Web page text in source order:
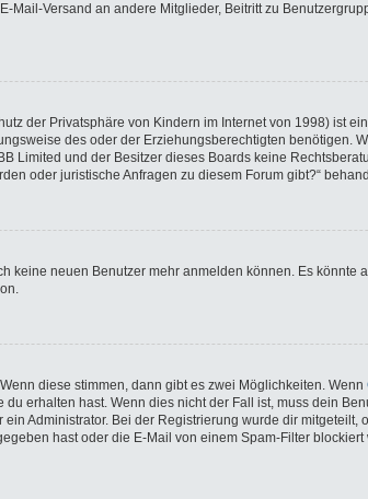
Versand an andere Mitglieder, Beitritt zu
der Privatsphäre von Kindern im Internet von 1998) ist
des oder der Erziehungsberechtigten benötigen.
Limited und der Besitzer dieses Boards keine
oder juristische Anfragen zu diesem Forum gibt?“
neuen Benutzer mehr anmelden können. Es
diese stimmen, dann gibt es zwei Möglichkeiten. Wenn
erhalten hast. Wenn dies nicht der Fall ist, muss dein
Administrator. Bei der Registrierung wurde dir
hast oder die E-Mail von einem Spam-Filter